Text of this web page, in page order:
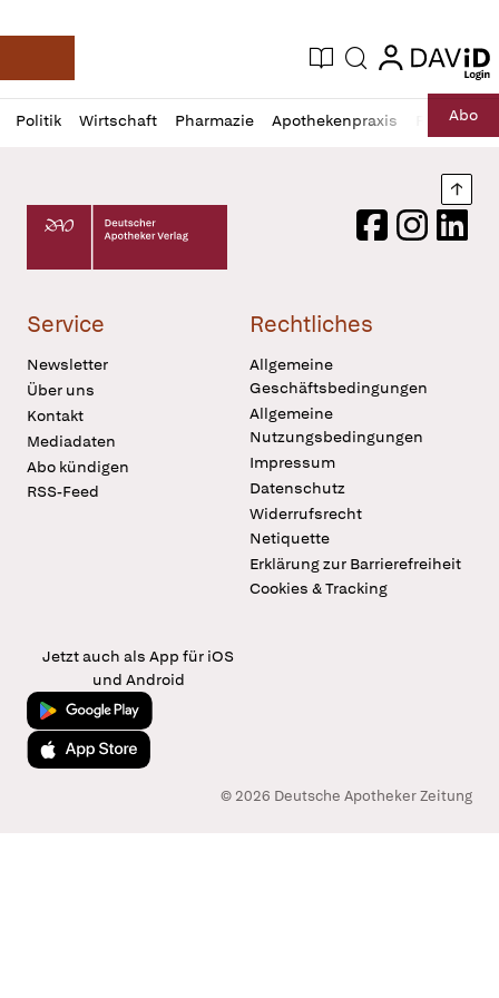
Deutsche Apotheker Zeitung
Aktuelle Ausgabe
Suche login
login
Politik Wirtschaft Pharmazie Apothekenpraxis RechtAbo
Profil
öffnen
Daz
Pur
Deutscher Apotheker Verlag Logo
FacebookInstagram
Service
Newsletter
Über uns
Kontakt
Mediadaten
Abo kündigen
RSS-Feed
Rechtliches
Allgemeine
Geschäftsbedingungen
Allgemeine
Nutzungsbedingungen
Impressum
Datenschutz
Widerrufsrecht
Netiquette
Erklärung zur Barrierefreiheit
Cookies & Tracking
Jetzt auch als App für iOS
und Android
Jetzt bei Google Play
Laden im App Store
© 2026 Deutsche Apotheker Zeitung